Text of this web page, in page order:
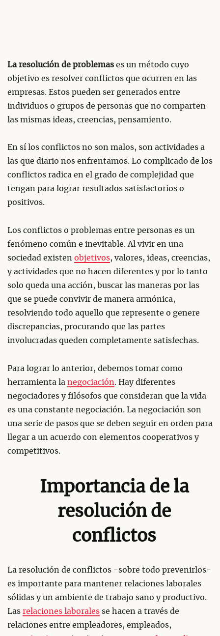
La resolución de problemas es un método cuyo
objetivo es resolver conflictos que ocurren en las
empresas. Estos pueden ser generados entre
individuos o grupos de personas que no comparten
las mismas ideas, creencias, pensamiento.
En sí los conflictos no son malos, son actividades a
las que diario nos enfrentamos. Lo complicado de los
conflictos radica en el grado de complejidad que
tengan para lograr resultados satisfactorios o
positivos.
Los conflictos o problemas entre personas es un
fenómeno común e inevitable. Al vivir en una
sociedad existen objetivos, valores, ideas, creencias,
y actividades que no hacen diferentes y por lo tanto
solo queda una acción, buscar las maneras por las
que se puede convivir de manera armónica,
resolviendo todo aquello que represente o genere
discrepancias, procurando que las partes
involucradas queden completamente satisfechas.
Para lograr lo anterior, debemos tomar como
herramienta la negociación. Hay diferentes
negociadores y filósofos que consideran que la vida
es una constante negociación. La negociación son
una serie de pasos que se deben seguir en orden para
llegar a un acuerdo con elementos cooperativos y
competitivos.
Importancia de la
resolución de
conflictos
La resolución de conflictos -sobre todo prevenirlos-
es importante para mantener relaciones laborales
sólidas y un ambiente de trabajo sano y productivo.
Las relaciones laborales se hacen a través de
relaciones entre empleadores, empleados,